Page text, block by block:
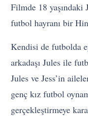
Filmde 18 yaşındaki
futbol hayranı bir
Kendisi de futbolda
arkadaşı Jules ile
Jules ve Jess’in
genç kız futbol
gerçekleştirmeye